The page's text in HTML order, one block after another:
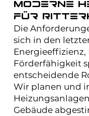
Moderne
für
Die
sich in den
Förderfähigkeit
entscheidende
Wir planen und
Gebäude